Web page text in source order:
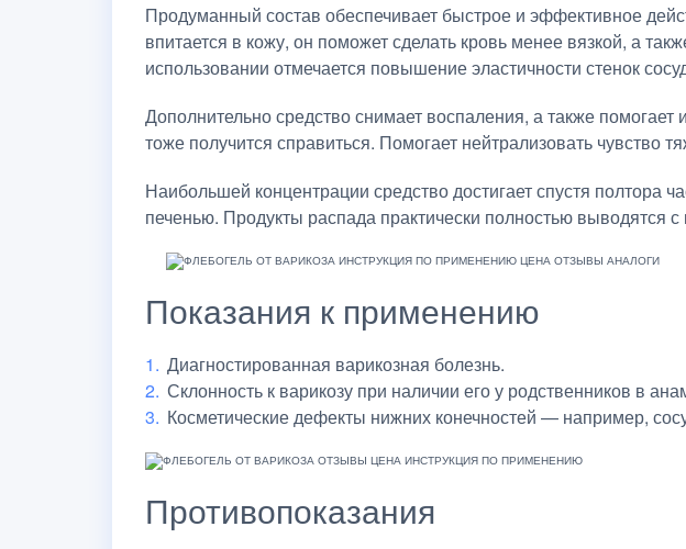
Продуманный состав обеспечивает быстрое и эффективное
впитается в кожу, он поможет сделать кровь менее вязкой, а
использовании отмечается повышение эластичности стенок
Дополнительно средство снимает воспаления, а также помогает
тоже получится справиться. Помогает нейтрализовать чувство
Наибольшей концентрации средство достигает спустя полтора
печенью. Продукты распада практически полностью выводятся с
Показания к применению
Диагностированная варикозная болезнь.
Склонность к варикозу при наличии его у родственников в
Косметические дефекты нижних конечностей — например,
Противопоказания